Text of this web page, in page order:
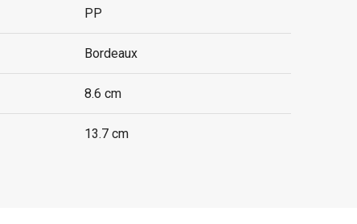
PP
Bordeaux
8.6 cm
13.7 cm